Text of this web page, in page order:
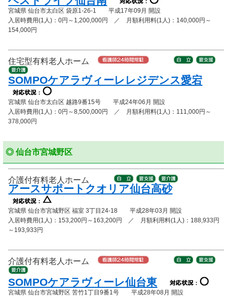
宮城県 仙台市太白区 袋原1-26-1 平成17年09月 開設
入居時費用(1人)：0円～1,200,000円 ／ 月額利用料(1人)：140,000円～
154,000円
住宅型有料老人ホーム
SOMPOケアラヴィーレレジデンス愛宕
宮城県 仙台市太白区 越路9番15号 平成24年06月 開設
入居時費用(1人)：0円～8,500,000円 ／ 月額利用料(1人)：111,000円～
378,000円
◎ 仙台市宮城野区
介護付有料老人ホーム
アースサポートクオリア仙台高砂
宮城県 仙台市宮城野区 福室 3丁目24-18 平成28年03月 開設
入居時費用(1人)：153,200円～163,200円 ／ 月額利用料(1人)：188,933円
～193,933円
介護付有料老人ホーム
SOMPOケアラヴィーレ仙台東
宮城県 仙台市宮城野区 苦竹1丁目9番1号 平成28年08月 開設